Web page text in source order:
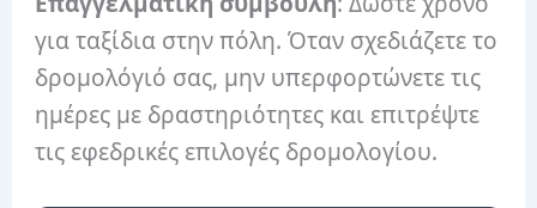
για ταξίδια στην πόλη. Όταν σχεδιάζετε το
δρομολόγιό σας, μην υπερφορτώνετε τις
ημέρες με δραστηριότητες και επιτρέψτε
τις εφεδρικές επιλογές δρομολογίου.